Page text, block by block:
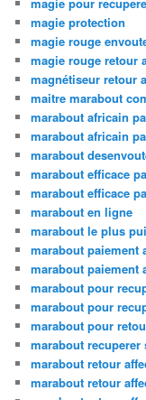
magie protection
magie rouge
magie rouge retour
magnétiseur retour
maitre marabout
marabout africain
marabout africain
marabout
marabout efficace
marabout efficace
marabout en ligne
marabout le plus
marabout paiement
marabout paiement
marabout pour
marabout pour
marabout pour
marabout recuperer
marabout retour
marabout retour